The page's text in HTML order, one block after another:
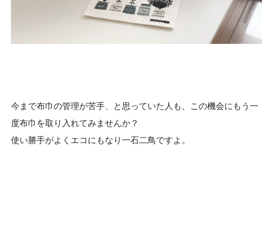
今まで布巾の管理が苦手、と思っていた人も、この機会にもう一
度布巾を取り入れてみませんか？
使い勝手がよくエコにもなり一石二鳥ですよ。